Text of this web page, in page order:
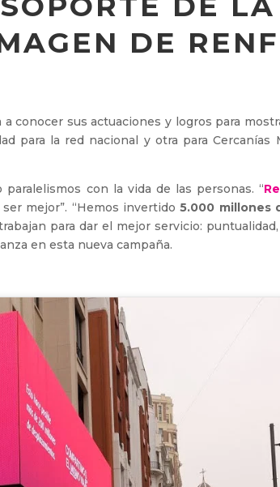
DE
a conocer sus actuaciones y logros para
para la red nacional y otra para Cercanías
con la vida de las personas. “
mejor”. “Hemos invertido5.000 millones
para dar el mejor servicio:
en esta nueva campaña.